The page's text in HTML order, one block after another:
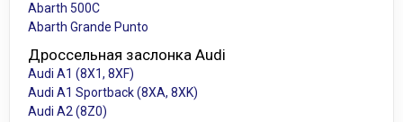
Abarth 500C
Abarth Grande Punto
Дроссельная заслонка Audi
Audi A1 (8X1, 8XF)
Audi A1 Sportback (8XA, 8XK)
Audi A2 (8Z0)